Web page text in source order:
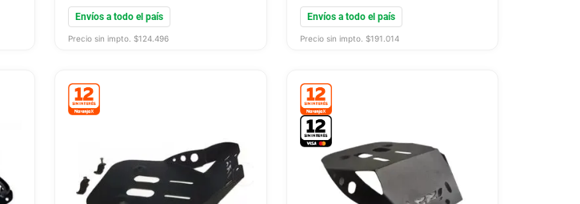
Envíos a todo el país
Precio sin impto. $124.496
Envíos a todo el país
Precio sin impto. $191.014